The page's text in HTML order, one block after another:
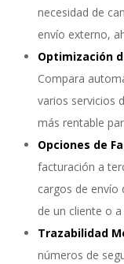
necesidad de
envío externo,
Optimización
Compara
varios servicios
más rentable
Opciones de
facturación a
cargos de envío
de un cliente o
Trazabilidad
números de